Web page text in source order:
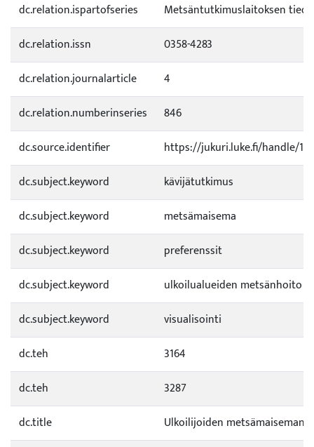
dc.relation.ispartofseries
Metsäntutkimuslaitoksen
dc.relation.issn
0358-4283
dc.relation.journalarticle
4
dc.relation.numberinseries
846
dc.source.identifier
https://jukuri.luke.fi/handle/
dc.subject.keyword
kävijätutkimus
dc.subject.keyword
metsämaisema
dc.subject.keyword
preferenssit
dc.subject.keyword
ulkoilualueiden metsänhoito
dc.subject.keyword
visualisointi
dc.teh
3164
dc.teh
3287
dc.title
Ulkoilijoiden metsämaiseman